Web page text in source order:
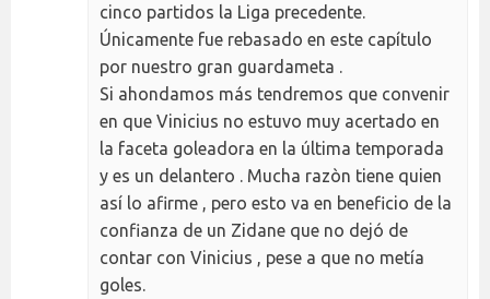
cinco partidos la Liga precedente.
Únicamente fue rebasado en este capítulo
por nuestro gran guardameta .
Si ahondamos más tendremos que convenir
en que Vinicius no estuvo muy acertado en
la faceta goleadora en la última temporada
y es un delantero . Mucha razòn tiene quien
así lo afirme , pero esto va en beneficio de la
confianza de un Zidane que no dejó de
contar con Vinicius , pese a que no metía
goles.